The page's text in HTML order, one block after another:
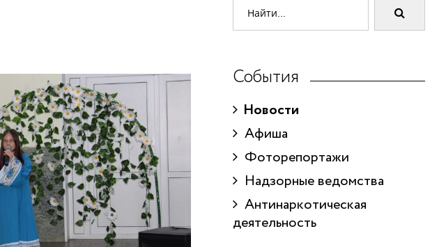
События
Новости
Афиша
Фоторепортажи
Надзорные ведомства
Антинаркотическая
деятельность